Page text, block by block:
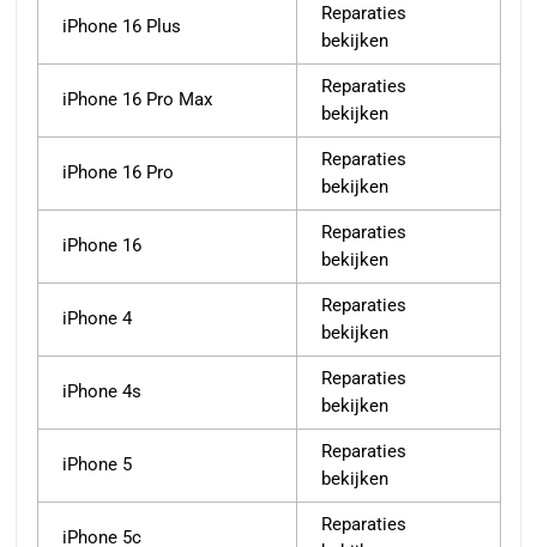
iPhone 16 Plus
Reparaties
bekijken
iPhone 16 Pro Max
Reparaties
bekijken
iPhone 16 Pro
Reparaties
bekijken
iPhone 16
Reparaties
bekijken
iPhone 4
Reparaties
bekijken
iPhone 4s
Reparaties
bekijken
iPhone 5
Reparaties
bekijken
iPhone 5c
Reparaties